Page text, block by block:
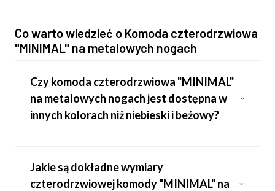
Co warto wiedzieć o Komoda czterodrzwiowa
"MINIMAL" na metalowych nogach
Czy komoda czterodrzwiowa "MINIMAL"
na metalowych nogach jest dostępna w
innych kolorach niż niebieski i beżowy?
Jakie są dokładne wymiary
czterodrzwiowej komody "MINIMAL" na